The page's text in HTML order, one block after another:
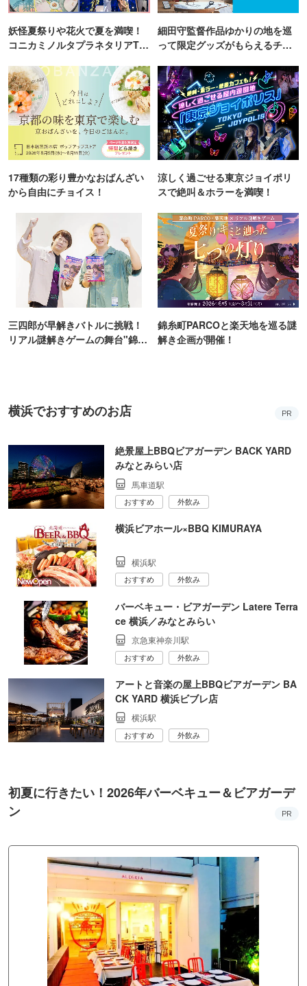
妖怪夏祭りや花火で夏を満喫！
コニカミノルタプラネタリアTO
細田守監督作品ゆかりの地を巡
って限定グッズがもらえるチャ
17種類の彩り豊かなおばんざい
から自由にチョイス！
涼しく過ごせる東京ジョイポリ
スで絶叫＆ホラーを満喫！
三四郎が早解きバトルに挑戦！
リアル謎解きゲームの舞台"錦糸
錦糸町PARCOと楽天地を巡る謎
解き企画が開催！
横浜でおすすめのお店 PR
絶景屋上BBQビアガーデン BACK YARD
みなとみらい店
馬車道駅
おすすめ 外飲み
横浜ビアホール×BBQ KIMURAYA
横浜駅
おすすめ 外飲み
バーベキュー・ビアガーデン Latere Terra
ce 横浜／みなとみらい
京急東神奈川駅
おすすめ 外飲み
アートと音楽の屋上BBQビアガーデン BA
CK YARD 横浜ビブレ店
横浜駅
おすすめ 外飲み
初夏に行きたい！2026年バーベキュー＆ビアガーデ
ン
PR